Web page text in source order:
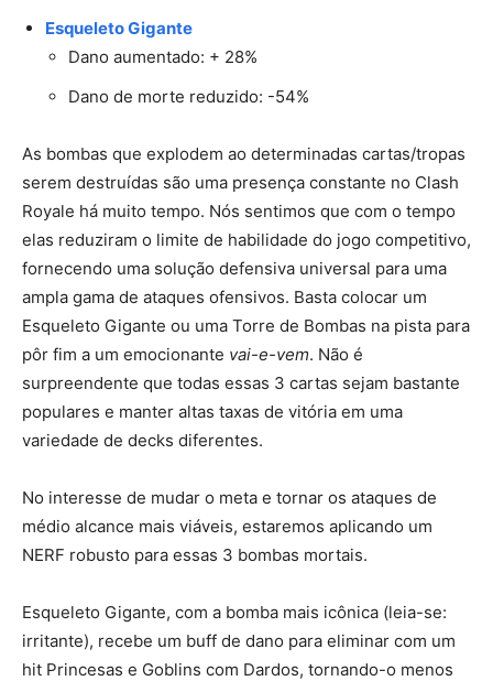
Esqueleto Gigante
Dano aumentado: + 28%
Dano de morte reduzido: -54%
As bombas que explodem ao determinadas cartas/tropas
serem destruídas são uma presença constante no Clash
Royale há muito tempo. Nós sentimos que com o tempo
elas reduziram o limite de habilidade do jogo competitivo,
fornecendo uma solução defensiva universal para uma
ampla gama de ataques ofensivos. Basta colocar um
Esqueleto Gigante ou uma Torre de Bombas na pista para
pôr fim a um emocionante vai-e-vem. Não é
surpreendente que todas essas 3 cartas sejam bastante
populares e manter altas taxas de vitória em uma
variedade de decks diferentes.
No interesse de mudar o meta e tornar os ataques de
médio alcance mais viáveis, estaremos aplicando um
NERF robusto para essas 3 bombas mortais.
Esqueleto Gigante, com a bomba mais icônica (leia-se:
irritante), recebe um buff de dano para eliminar com um
hit Princesas e Goblins com Dardos, tornando-o menos